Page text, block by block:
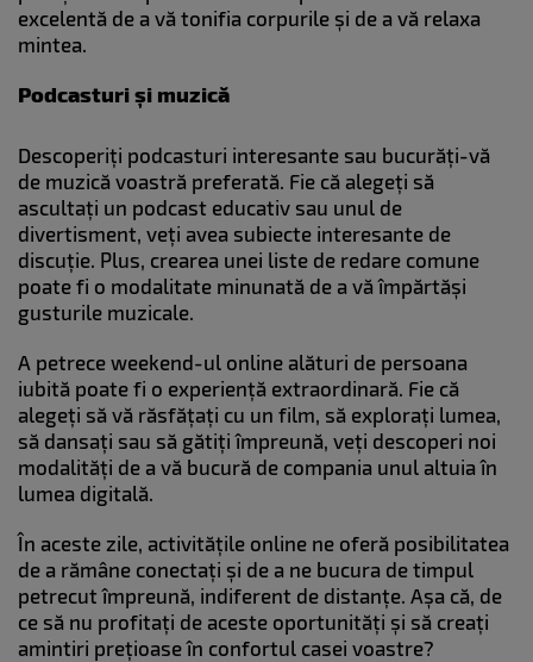
excelentă de a vă tonifia corpurile și de a vă relaxa
mintea.
Podcasturi și muzică
Descoperiți podcasturi interesante sau bucurăți-vă
de muzică voastră preferată. Fie că alegeți să
ascultați un podcast educativ sau unul de
divertisment, veți avea subiecte interesante de
discuție. Plus, crearea unei liste de redare comune
poate fi o modalitate minunată de a vă împărtăși
gusturile muzicale.
A petrece weekend-ul online alături de persoana
iubită poate fi o experiență extraordinară. Fie că
alegeți să vă răsfățați cu un film, să explorați lumea,
să dansați sau să gătiți împreună, veți descoperi noi
modalități de a vă bucură de compania unul altuia în
lumea digitală.
În aceste zile, activitățile online ne oferă posibilitatea
de a rămâne conectați și de a ne bucura de timpul
petrecut împreună, indiferent de distanțe. Așa că, de
ce să nu profitați de aceste oportunități și să creați
amintiri prețioase în confortul casei voastre?